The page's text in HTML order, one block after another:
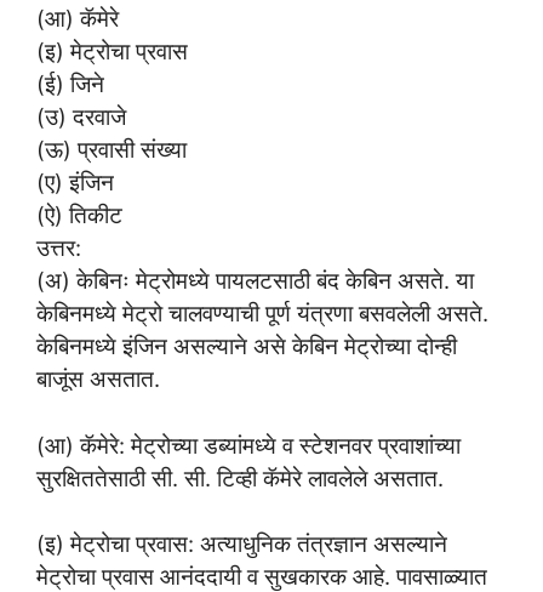
(आ) कॅमेरे
(इ) मेट्रोचा प्रवास
(ई) जिने
(उ) दरवाजे
(ऊ) प्रवासी संख्या
(ए) इंजिन
(ऐ) तिकीट
उत्तर:
(अ) केबिनः मेट्रोमध्ये पायलटसाठी बंद केबिन असते. या
केबिनमध्ये मेट्रो चालवण्याची पूर्ण यंत्रणा बसवलेली असते.
केबिनमध्ये इंजिन असल्याने असे केबिन मेट्रोच्या दोन्ही
बाजूंस असतात.
(आ) कॅमेरे: मेट्रोच्या डब्यांमध्ये व स्टेशनवर प्रवाशांच्या
सुरक्षिततेसाठी सी. सी. टिव्ही कॅमेरे लावलेले असतात.
(इ) मेट्रोचा प्रवास: अत्याधुनिक तंत्रज्ञान असल्याने
मेट्रोचा प्रवास आनंददायी व सुखकारक आहे. पावसाळ्यात